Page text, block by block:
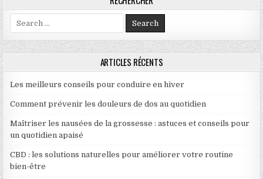
Search for:
ARTICLES RÉCENTS
Les meilleurs conseils pour conduire en hiver
Comment prévenir les douleurs de dos au quotidien
Maîtriser les nausées de la grossesse : astuces et conseils pour
un quotidien apaisé
CBD : les solutions naturelles pour améliorer votre routine
bien-être